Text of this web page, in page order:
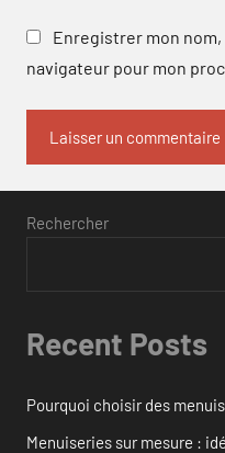
Enregistrer mon
navigateur pour mon
Rechercher
Recent Posts
Pourquoi choisir des
Menuiseries sur mesure :